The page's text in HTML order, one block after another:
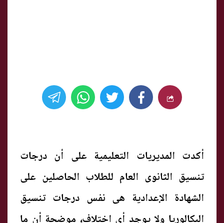
أكدت المديريات التعليمية على أن درجات
تنسيق الثانوى العام للطلاب الحاصلين على
الشهادة الإعدادية هى نفس درجات تنسيق